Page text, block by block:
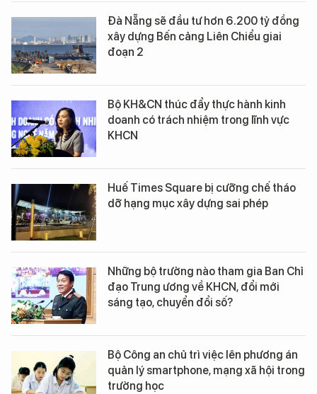
Đà Nẵng sẽ đầu tư hơn 6.200 tỷ đồng
xây dựng Bến cảng Liên Chiểu giai
đoạn 2
Bộ KH&CN thúc đẩy thực hành kinh
doanh có trách nhiệm trong lĩnh vực
KHCN
Huế Times Square bị cưỡng chế tháo
dỡ hạng mục xây dựng sai phép
Những bộ trưởng nào tham gia Ban Chỉ
đạo Trung ương về KHCN, đổi mới
sáng tạo, chuyển đổi số?
Bộ Công an chủ trì việc lên phương án
quản lý smartphone, mạng xã hội trong
trường học